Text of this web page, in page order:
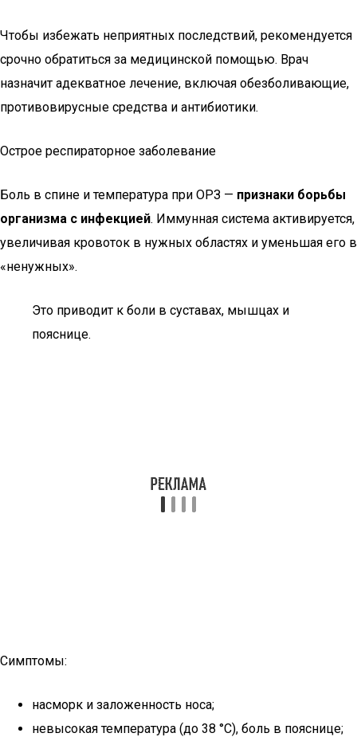
Чтобы избежать неприятных последствий, рекомендуется
срочно обратиться за медицинской помощью. Врач
назначит адекватное лечение, включая обезболивающие,
противовирусные средства и антибиотики.
Острое респираторное заболевание
Боль в спине и температура при ОРЗ — признаки борьбы
организма с инфекцией. Иммунная система активируется,
увеличивая кровоток в нужных областях и уменьшая его в
«ненужных».
Это приводит к боли в суставах, мышцах и
пояснице.
Симптомы:
насморк и заложенность носа;
невысокая температура (до 38 °С), боль в пояснице;